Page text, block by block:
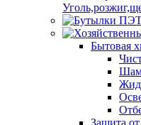
Бытовая
Защита